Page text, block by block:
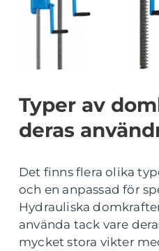
Typer av
deras
Det finns flera olika
och en anpassad för
Hydrauliska
använda tack vare
mycket stora vikter